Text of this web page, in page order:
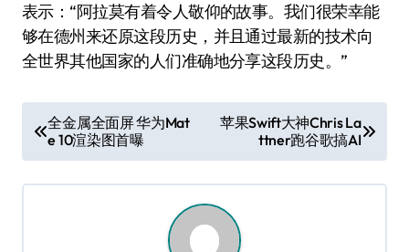
表示：“阿拉莫有着令人敬仰的故事。我们很荣幸能
够在德州来还原这段历史，并且通过最新的技术向
全世界其他国家的人们准确地分享这段历史。”
章
导
全金属全面屏 华为Mat
e 10渲染图首曝
苹果Swift大神Chris La
ttner跑谷歌搞AI